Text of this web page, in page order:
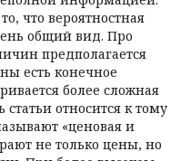
что вероятностная
общий вид. Про
предполагается
есть конечное
более сложная
относится к тому
«ценовая и
не только цены, но